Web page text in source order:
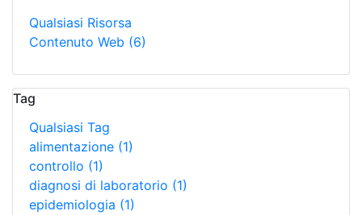
Qualsiasi Risorsa
Contenuto Web (6)
Tag
Qualsiasi Tag
alimentazione (1)
controllo (1)
diagnosi di laboratorio (1)
epidemiologia (1)